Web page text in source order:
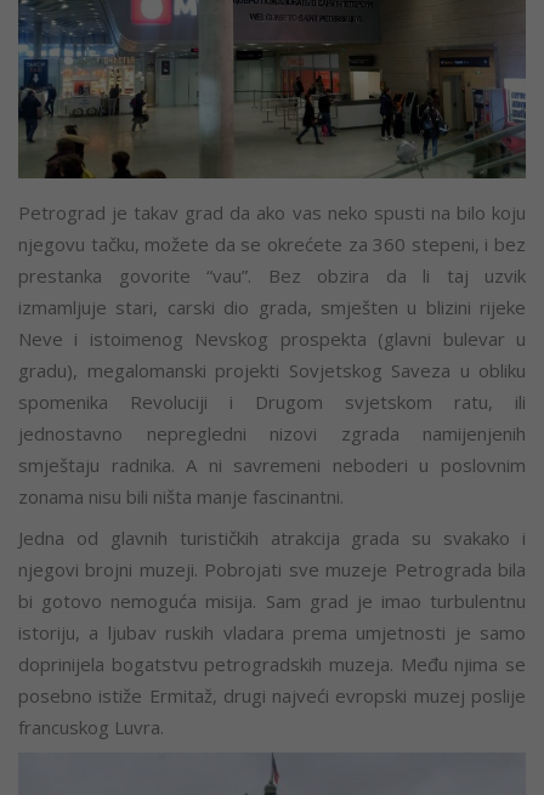
Petrograd je takav grad da ako vas neko spusti na bilo koju
njegovu tačku, možete da se okrećete za 360 stepeni, i bez
prestanka govorite “vau”. Bez obzira da li taj uzvik
izmamljuje stari, carski dio grada, smješten u blizini rijeke
Neve i istoimenog Nevskog prospekta (glavni bulevar u
gradu), megalomanski projekti Sovjetskog Saveza u obliku
spomenika Revoluciji i Drugom svjetskom ratu, ili
jednostavno nepregledni nizovi zgrada namijenjenih
smještaju radnika. A ni savremeni neboderi u poslovnim
zonama nisu bili ništa manje fascinantni.
Jedna od glavnih turističkih atrakcija grada su svakako i
njegovi brojni muzeji. Pobrojati sve muzeje Petrograda bila
bi gotovo nemoguća misija. Sam grad je imao turbulentnu
istoriju, a ljubav ruskih vladara prema umjetnosti je samo
doprinijela bogatstvu petrogradskih muzeja. Među njima se
posebno istiže Ermitaž, drugi najveći evropski muzej poslije
francuskog Luvra.